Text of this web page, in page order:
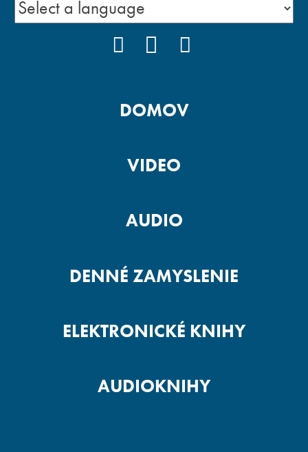
FACEBOOK
YOUTUBE
DOMOV
VIDEO
AUDIO
DENNÉ ZAMYSLENIE
ELEKTRONICKÉ KNIHY
AUDIOKNIHY